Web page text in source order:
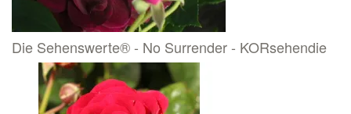
Die Sehenswerte® - No Surrender - KORsehendie